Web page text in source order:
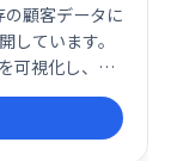
顧客データに
しています。
可視化し、信